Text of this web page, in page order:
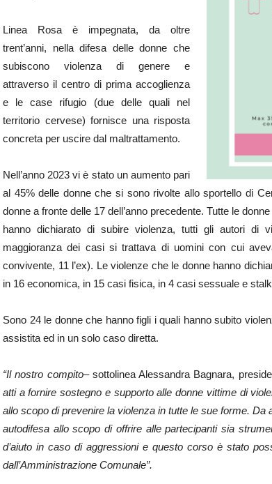
Linea Rosa è impegnata, da oltre
trent’anni, nella difesa delle donne che
subiscono violenza di genere e
attraverso il centro di prima accoglienza
e le case rifugio (due delle quali nel
territorio cervese) fornisce una risposta
concreta per uscire dal maltrattamento.
Nell’anno 2023 vi è stato un aumento pari
al 45% delle donne che si sono rivolte allo sportello di
donne a fronte delle 17 dell’anno precedente. Tutte le
hanno dichiarato di subire violenza, tutti gli autori di
maggioranza dei casi si trattava di uomini con cui
convivente, 11 l’ex). Le violenze che le donne hanno
in 16 economica, in 15 casi fisica, in 4 casi sessuale e
Sono 24 le donne che hanno figli i quali hanno subito
assistita ed in un solo caso diretta.
“Il nostro compito– sottolinea Alessandra Bagnara,
atti a fornire sostegno e supporto alle donne vittime di
allo scopo di prevenire la violenza in tutte le sue forme.
autodifesa allo scopo di offrire alle partecipanti sia
d’aiuto in caso di aggressioni e questo corso è stato
dall’Amministrazione Comunale”.